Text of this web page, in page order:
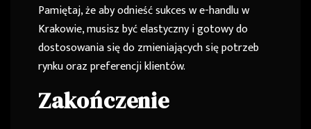
Pamiętaj, że aby odnieść sukces w e-handlu w
Krakowie, musisz być elastyczny i gotowy do
dostosowania się do zmieniających się potrzeb
rynku oraz preferencji klientów.
Zakończenie